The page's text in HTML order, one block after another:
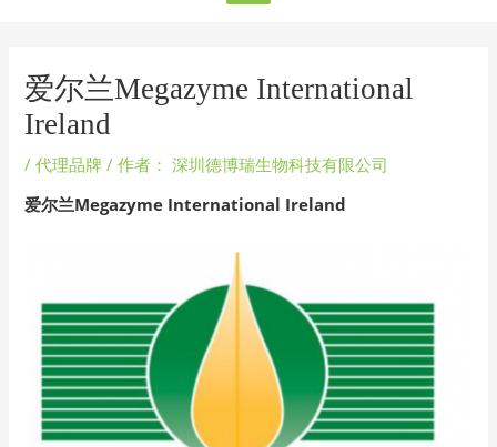
爱尔兰Megazyme International
Ireland
/代理品牌 / 作者： 深圳德博瑞生物科技有限公司
爱尔兰Megazyme International Ireland